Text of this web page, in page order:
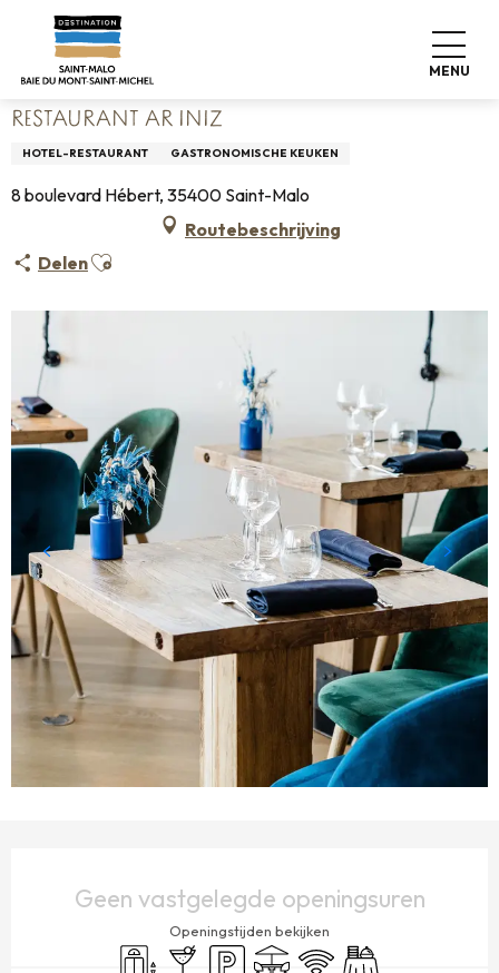
contenu
MENU
Home Wonen zoals thuis
Restaurants
Restaurant Ar Iniz
RESTAURANT AR INIZ
HOTEL-RESTAURANT GASTRONOMISCHE KEUKEN
8 boulevard Hébert, 35400 Saint-Malo
Routebeschrijving
DelenAjouter aux favoris
Geen vastgelegde openingsuren
Openingstijden bekijken
Lift Bar / Versnaperingsbar
Parkeerplaats
Terras Wifi Banket